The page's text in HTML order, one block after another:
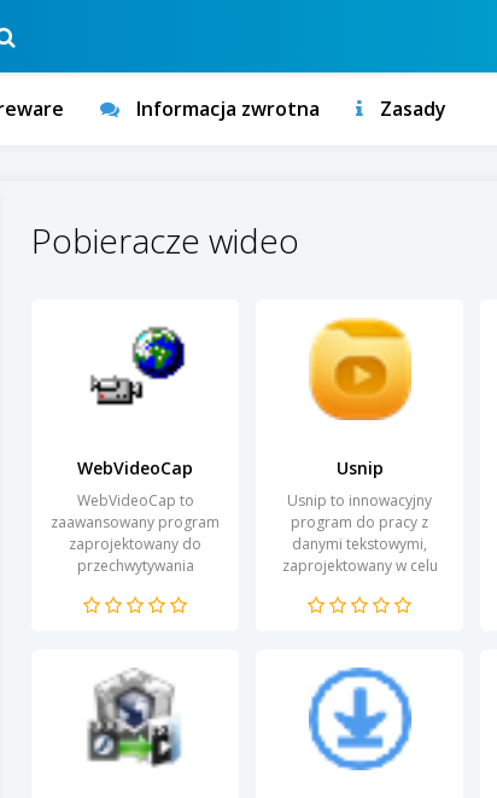
Informacja zwrotna Zasady
Pobieracze wideo
WebVideoCap
WebVideoCap to
zaawansowany program
zaprojektowany do
przechwytywania
różnych zasobów
narzędziem...
Usnip
Usnip to innowacyjny
program do pracy z
danymi tekstowymi,
zaprojektowany w celu
przetwarzania informacji